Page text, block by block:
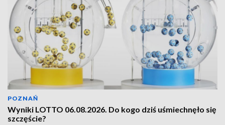
POZNAŃ
Wyniki LOTTO 06.08.2026. Do kogo dziś uśmiechnęło się
szczęście?